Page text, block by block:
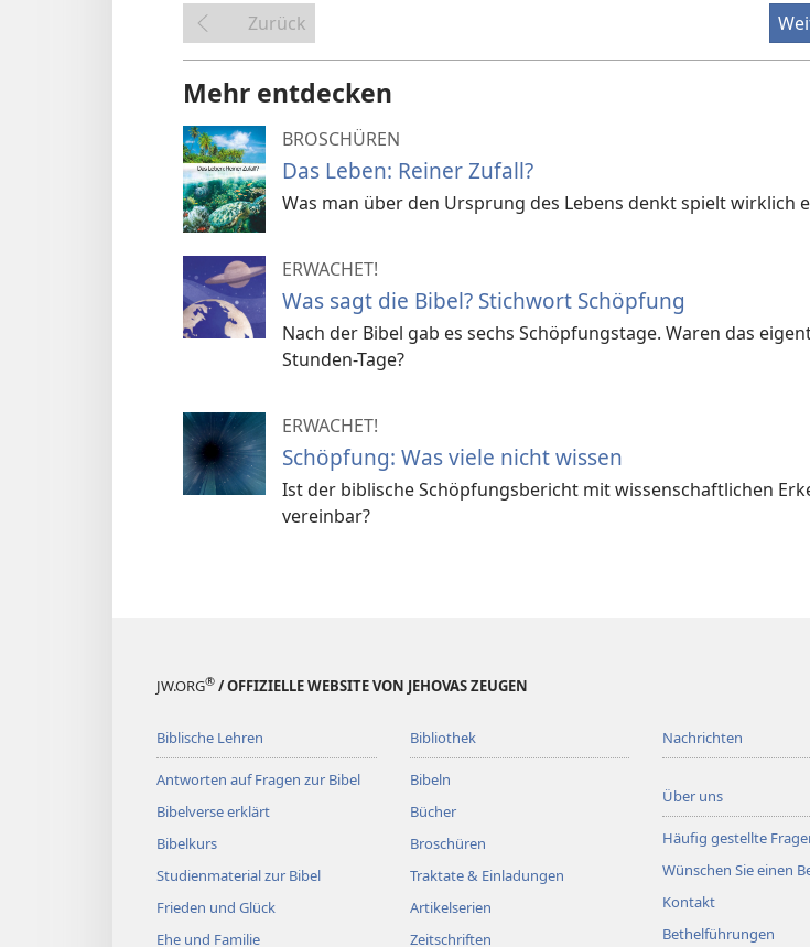
Zurück
Mehr entdecken
BROSCHÜREN
Das Leben: Reiner Zufall?
Was man über den Ursprung des Lebens denkt spielt wirklich
ERWACHET!
Was sagt die Bibel? Stichwort Schöpfung
Nach der Bibel gab es sechs Schöpfungstage. Waren das
Stunden-Tage?
ERWACHET!
Schöpfung: Was viele nicht wissen
Ist der biblische Schöpfungsbericht mit wissenschaftlichen
vereinbar?
JW.ORG® / OFFIZIELLE WEBSITE VON JEHOVAS ZEUGEN
Biblische Lehren
Antworten auf Fragen zur Bibel
Bibelverse erklärt
Bibelkurs
Studienmaterial zur Bibel
Frieden und Glück
Ehe und Familie
Bibliothek
Bibeln
Bücher
Broschüren
Traktate & Einladungen
Artikelserien
Zeitschriften
Nachrichten
Über uns
Häufig gestellte
Wünschen Sie einen
Kontakt
Bethelführungen